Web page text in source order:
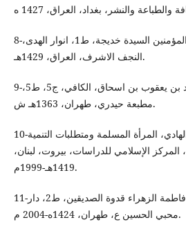
8-القرشي: باقر شريف، أم المؤمنين السيدة خديجة، ط1، انوار الهدى،
النجف الاشرف، العراق، 1429هـ.
9-الكليني: الرازي، محمد بن يعقوب بن اسحاق، الكافي، ج5، ط5،
مطبعة حيدري، طهران، 1363هـ ش.
10-المحميد: خديجة عبد الهادي، المرأة المسلمة ومتطلبات التنمية
والبناء، ط1، المركز الإسلامي للدراسات، بيروت، لبنان،
1419هـ-1999م.
11-المدرسي: محمد تقي، فاطمة الزهراء قدوة الصديقين، ط2، دار
محبي الحسين ع، طهران، 1424ه-2004 م.